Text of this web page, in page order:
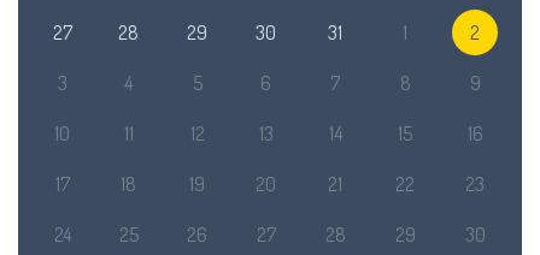
27 28 29 30 31 1 2
3 4 5 6 7 8 9
10 11 12 13 14 15 16
17 18 19 20 21 22 23
24 25 26 27 28 29 30